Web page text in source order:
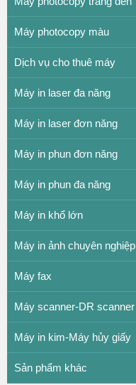
Máy photocopy màu
Dịch vụ cho thuê máy
Máy in laser đa năng
Máy in laser đơn năng
Máy in phun đơn năng
Máy in phun đa năng
Máy in khổ lớn
Máy in ảnh chuyên nghiệp
Máy fax
Máy scanner-DR scanner
Máy in kim-Máy hủy giấy
Sản phẩm khác